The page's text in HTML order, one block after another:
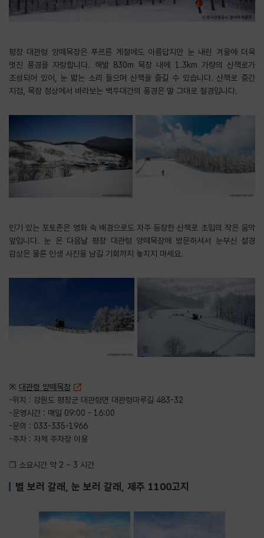
평창 대관령 양떼목장은 푸르른 계절에도 아름답지만 눈 내린 겨울에 더욱
멋진 풍경을 자랑합니다. 해발 830m 목장 내에 1.3km 가량의 산책로가
조성되어 있어, 눈 밟는 소리 들으며 산책을 즐길 수 있습니다. 산책로 중간
지점, 목장 정상에서 바라보는 백두대간의 풍경은 말 그대로 절경입니다.
인기 있는 포토존은 영화 속 배경으로도 자주 등장한 산책로 초입의 작은 움막
앞입니다. 눈 온 다음날 평창 대관령 양떼목장에 방문하셔서 눈부신 설경
감상은 물론 인생 사진을 남길 기회까지 놓치지 마세요.
※ 대관령 양떼목장
-위치 : 강원도 평창군 대관령면 대관령마루길 483-32
-운영시간 : 매일 09:00 - 16:00
-문의 : 033-335-1966
-주차 : 자체 주차장 이용
❒ 소요시간 약 2 ~ 3 시간
별 보러 갈래, 눈 보러 갈래, 제주 1100고지